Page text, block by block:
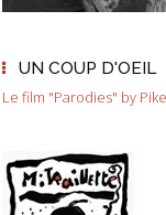
UN COUP D'OEIL
Le film "Parodies" by